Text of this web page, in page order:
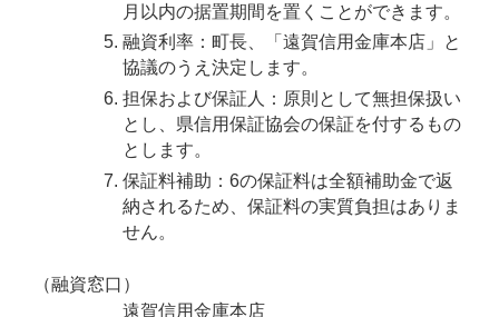
月以内の据置期間を置くことができます。
融資利率：町長、「遠賀信用金庫本店」と
協議のうえ決定します。
担保および保証人：原則として無担保扱い
とし、県信用保証協会の保証を付するもの
とします。
保証料補助：6の保証料は全額補助金で返
納されるため、保証料の実質負担はありま
せん。
（融資窓口）
遠賀信用金庫本店